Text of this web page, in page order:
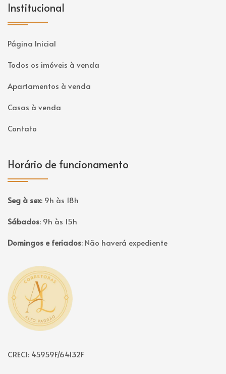
Institucional
Página Inicial
Todos os imóveis à venda
Apartamentos à venda
Casas à venda
Contato
Horário de funcionamento
Seg à sex: 9h às 18h
Sábados: 9h às 15h
Domingos e feriados: Não haverá expediente
Página inicial
CRECI: 45959F/64132F